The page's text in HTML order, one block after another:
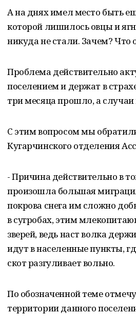
А на днях имел место быть
которой лишилось овцы и
никуда не стали. Зачем? Что
Проблема действительно
поселением и держат в
три месяца прошло, а
С этим вопросом мы
Кугарчинского отделения
- Причина действительно в
произошла большая
покрова снега им сложно
в сугробах, этим
зверей, ведь наст волка
идут в населенные пункты,
скот разгуливает вольно.
По обозначенной теме
территории данного